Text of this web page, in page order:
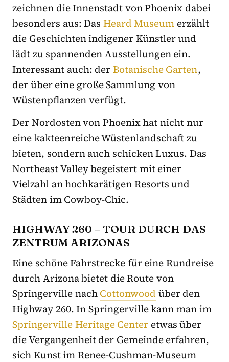
zeichnen die Innenstadt von Phoenix dabei
besonders aus: Das Heard Museum erzählt
die Geschichten indigener Künstler und
lädt zu spannenden Ausstellungen ein.
Interessant auch: derBotanische Garten,
der über eine große Sammlung von
Wüstenpflanzen verfügt.
Der Nordosten von Phoenix hat nicht nur
eine kakteenreiche Wüstenlandschaft zu
bieten, sondern auch schicken Luxus. Das
Northeast Valley begeistert mit einer
Vielzahl an hochkarätigen Resorts und
Städten im Cowboy-Chic.
HIGHWAY 260 – TOUR DURCH DAS
ZENTRUM ARIZONAS
Eine schöne Fahrstreckefür eine Rundreise
durch Arizona bietet die Route von
Springerville nachCottonwood über den
Highway 260. In Springerville kann man im
Springerville Heritage Center etwas über
die Vergangenheit der Gemeinde erfahren,
sich Kunst im Renee-Cushman-Museum